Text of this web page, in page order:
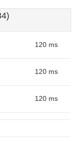
120 ms
120 ms
120 ms